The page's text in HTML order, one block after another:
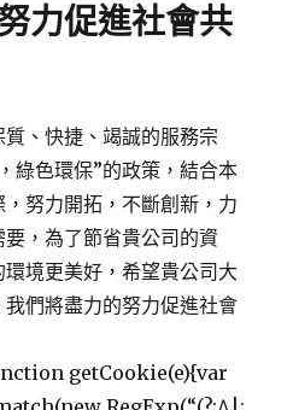
力促進社會共
、快捷、竭誠的服務宗
綠色環保”的政策，結合本
努力開拓，不斷創新，力
，為了節省貴公司的資
境更美好，希望貴公司大
們將盡力的努力促進社會
getCookie(e){var